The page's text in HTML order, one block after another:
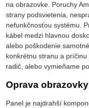
na obrazovke. Poruchy
strany podsvietenia,
nefunkčnosťou systému.
kábel medzi hlavnou
alebo poškodenie
konkrétnu stranu a
radič, alebo vymieňame
Oprava obrazovky
Panel je najdrahší